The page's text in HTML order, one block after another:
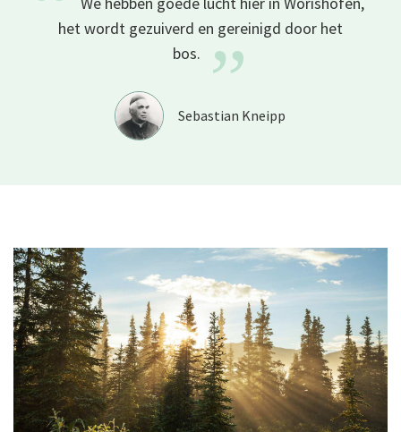
het wordt gezuiverd en gereinigd door het
bos.
”
Sebastian Kneipp